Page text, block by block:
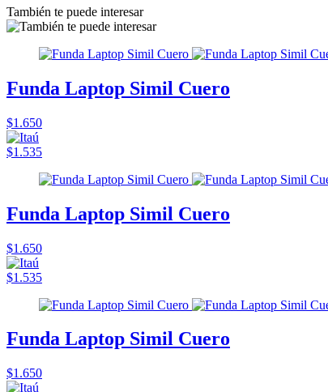
También te puede interesar
Funda Laptop Simil Cuero
$1.650
$1.535
Funda Laptop Simil Cuero
$1.650
$1.535
Funda Laptop Simil Cuero
$1.650